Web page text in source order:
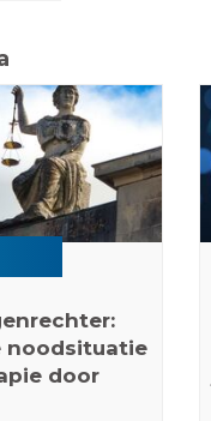
noodsituatie
door